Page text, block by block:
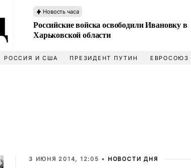
Новость часа
Российские войска освободили Ивановку в
Харьковской области
РОССИЯ И США ПРЕЗИДЕНТ ПУТИН ЕВРОСОЮЗ
3 ИЮНЯ 2014, 12:05 • НОВОСТИ ДНЯ